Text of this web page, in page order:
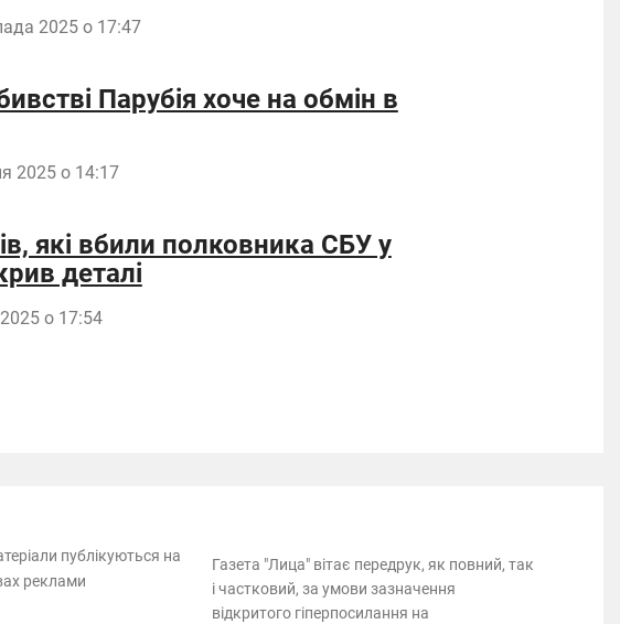
2025 о 17:47
Парубія хоче на обмін в
2025 о 14:17
які вбили полковника СБУ у
деталі
о 17:54
публікуються на
реклами
Газета "Лица" вітає передрук, як повний, так
і частковий, за умови зазначення
відкритого гіперпосилання на